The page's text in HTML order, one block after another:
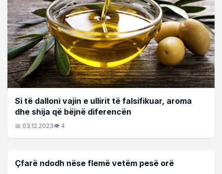
Si të dalloni vajin e ullirit të falsifikuar, aroma
dhe shija që bëjnë diferencën
📅 03.12.2023👁 4
LIFESTYLE
Çfarë ndodh nëse flemë vetëm pesë orë